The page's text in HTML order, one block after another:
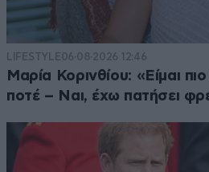
LIFESTYLE06·08·2026 12:46
Μαρία Κορινθίου: «Είμαι
ποτέ – Ναι, έχω πατήσει